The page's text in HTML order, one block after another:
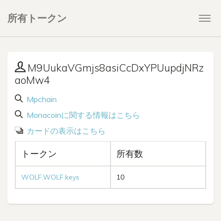
所有トークン
M9UukaVGmjs8asiCcDxYPUupdjNRz
aoMw4
Mpchain
Monacoinに関する情報はこちら
カードの表示はこちら
トークン 所有数
WOLF.WOLF.keys 10